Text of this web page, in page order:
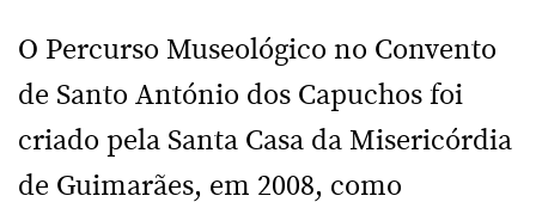
O Percurso Museológico no Convento
de Santo António dos Capuchos foi
criado pela Santa Casa da Misericórdia
de Guimarães, em 2008, como